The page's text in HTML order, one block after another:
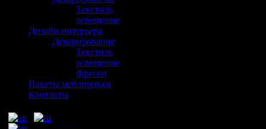
Текстиль
освещение
Дизайн интерьера
Декорирование
Текстиль
освещение
Фрески
Пакеты меблировки
Контакты